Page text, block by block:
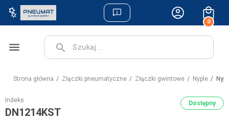
0
menu search
Strona główna Złączki pneumatyczne Złączki gwintowe Nyple
Indeks
DN1214KST
Dostępny